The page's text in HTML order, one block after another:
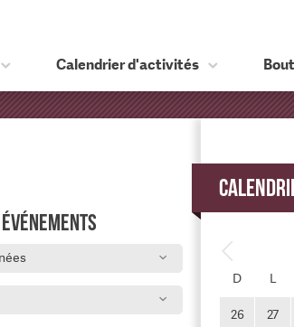
Calendrier d'activités
D L
26 27